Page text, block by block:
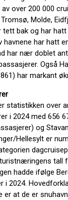
over 200 000
Molde,
tett bak og har
havnene har hatt
har nær doblet
Også
har markant
statistikken over
i 2024 med 656
og
Hellesylt er
tall
hadde ifølge
i 2024.
er at de er